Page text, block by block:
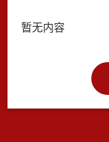
暂无内容